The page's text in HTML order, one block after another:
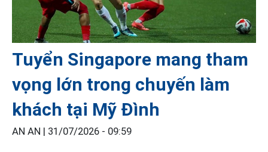
Tuyển Singapore mang tham
vọng lớn trong chuyến làm
khách tại Mỹ Đình
AN AN | 31/07/2026 - 09:59